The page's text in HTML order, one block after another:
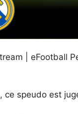
| eFootball
ce speudo est